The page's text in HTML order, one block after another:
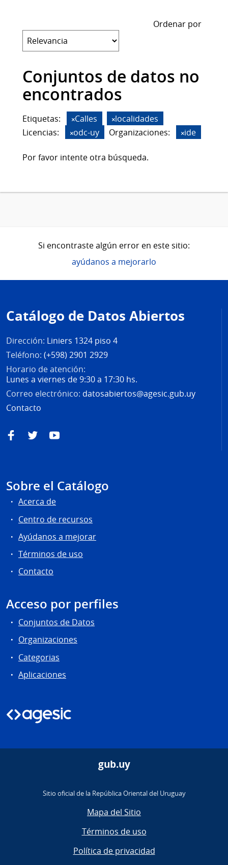
Ordenar por
Conjuntos de datos no
encontrados
Etiquetas: Calles
localidades
Licencias:
odc-uy Organizaciones: ide
Por favor intente otra búsqueda.
Si encontraste algún error en este sitio:
ayúdanos a mejorarlo
de
página
Catálogo de Datos Abiertos
Dirección: Liniers 1324 piso 4
Teléfono: (+598) 2901 2929
Horario de atención:
Lunes a viernes de 9:30 a 17:30 hs.
Correo electrónico: datosabiertos@agesic.gub.uy
Contacto
FacebookTwitterYouTube
Sobre el Catálogo
Acerca de
Centro de recursos
Ayúdanos a mejorar
Términos de uso
Contacto
Acceso por perfiles
Conjuntos de Datos
Organizaciones
Categorias
Aplicaciones
gub.uy
Sitio oficial de la República Oriental del Uruguay
Mapa del Sitio
Términos de uso
Política de privacidad